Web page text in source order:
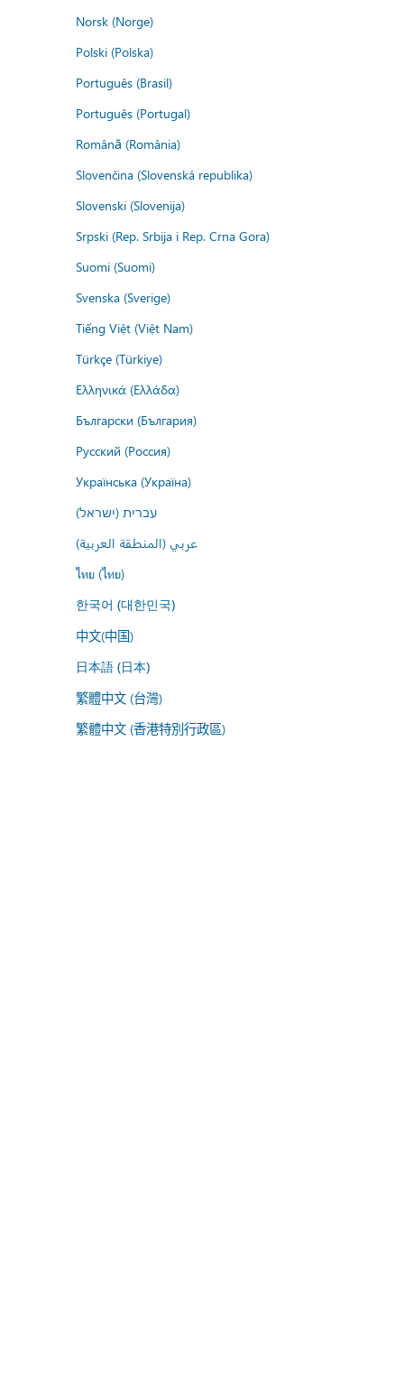
Norsk (Norge)
Polski (Polska)
Português (Brasil)
Português (Portugal)
Română (România)
Slovenčina (Slovenská republika)
Slovenski (Slovenija)
Srpski (Rep. Srbija i Rep. Crna Gora)
Suomi (Suomi)
Svenska (Sverige)
Tiếng Việt (Việt Nam)
Türkçe (Türkiye)
Ελληνικά (Ελλάδα)
Български (България)
Русский (Россия)
Українська (Україна)
עברית (ישראל)
عربي (المنطقة العربية)
ไทย (ไทย)
한국어 (대한민국)
中文(中国)
日本語 (日本)
繁體中文 (台灣)
繁體中文 (香港特別行政區)